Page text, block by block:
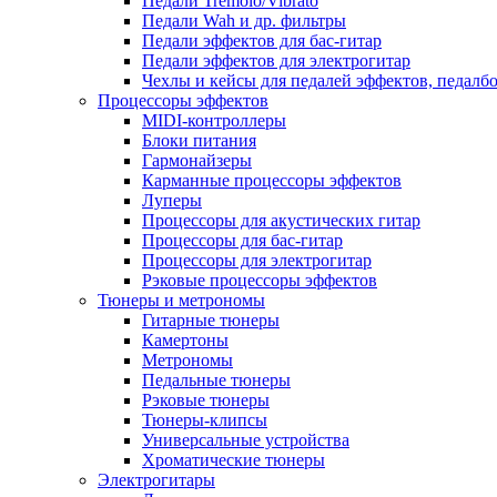
Педали Wah и др. фильтры
Педали эффектов для бас-гитар
Педали эффектов для электрогитар
Чехлы и кейсы для педалей эффектов,
Процессоры эффектов
MIDI-контроллеры
Блоки питания
Гармонайзеры
Карманные процессоры эффектов
Луперы
Процессоры для акустических гитар
Процессоры для бас-гитар
Процессоры для электрогитар
Рэковые процессоры эффектов
Тюнеры и метрономы
Гитарные тюнеры
Камертоны
Метрономы
Педальные тюнеры
Рэковые тюнеры
Тюнеры-клипсы
Универсальные устройства
Хроматические тюнеры
Электрогитары